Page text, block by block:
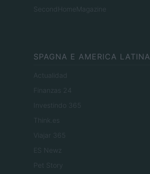
SecondHomeMagazine
SPAGNA E AMERICA LATINA
Actualidad
Finanzas 24
Investindo 365
Think.es
Viajar 365
ES Newz
Pet Story